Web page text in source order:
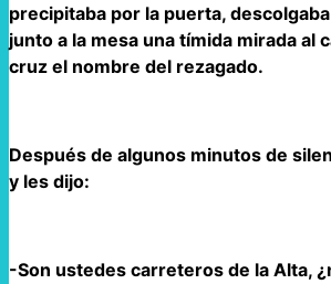
precipitaba por la puerta,
junto a la mesa una tímida mirada al
cruz el nombre del rezagado.
Después de algunos minutos de
y les dijo:
-Son ustedes carreteros de la Alta,